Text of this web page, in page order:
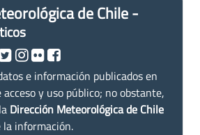
de Chile -
e información publicados en
y uso público; no obstante,
Dirección Meteorológica de Chile
información.